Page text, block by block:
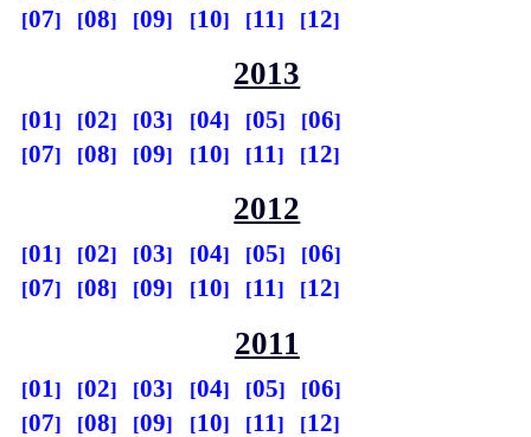
07
08 09 10 11 12
2013
01 02 03 04 05
06
07
08 09 10 11 12
2012
01 02 03 04 05
06
07
08 09 10 11 12
2011
01 02 03 04 05
06
07
08 09 10 11 12